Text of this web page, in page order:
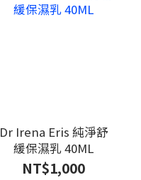
Dr Irena Eris 純淨舒
緩保濕乳 40ML
NT$1,000